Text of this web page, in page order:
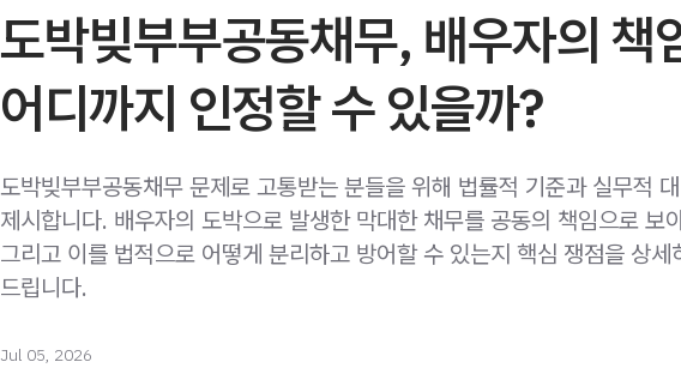
도박빚부부공동채무, 배우자의 책
어디까지 인정할 수 있을까?
도박빚부부공동채무 문제로 고통받는 분들을 위해 법률적 기준과 실무적
제시합니다. 배우자의 도박으로 발생한 막대한 채무를 공동의 책임으로 보
그리고 이를 법적으로 어떻게 분리하고 방어할 수 있는지 핵심 쟁점을 상세
드립니다.
Jul 05, 2026